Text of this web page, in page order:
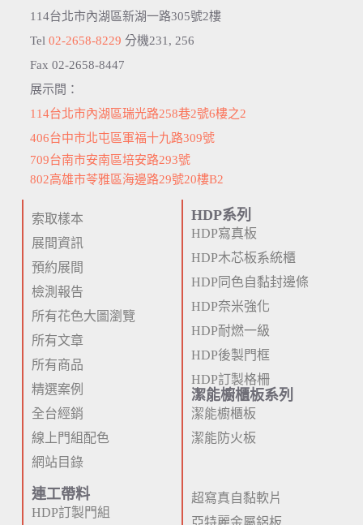
114台北市內湖區新湖一路305號2樓
Tel 02-2658-8229 分機231, 256
Fax 02-2658-8447
展示間：
114台北市內湖區瑞光路258巷2號6樓之2
406台中市北屯區軍福十九路309號
709台南市安南區培安路293號
802高雄市苓雅區海邊路29號20樓B2
索取樣本
展間資訊
預約展間
檢測報告
所有花色大圖瀏覽
所有文章
所有商品
精選案例
全台經銷
線上門組配色
網站目錄
HDP系列
HDP寫真板
HDP木芯板系統櫃
HDP同色自黏封邊條
HDP奈米強化
HDP耐燃一級
HDP後製門框
HDP訂製格柵
潔能櫥櫃板系列
潔能櫥櫃板
潔能防火板
連工帶料
HDP訂製門組
超寫真自黏軟片